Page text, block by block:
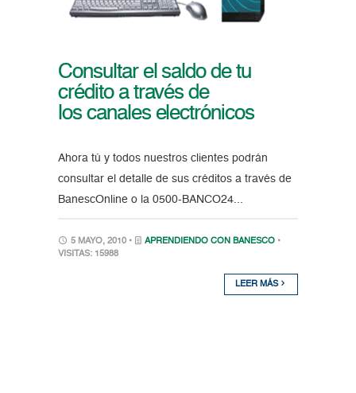
Consultar el saldo de tu
crédito a través de
los canales electrónicos
Ahora tú y todos nuestros clientes podrán
consultar el detalle de sus créditos a través de
BanescOnline o la 0500-BANCO24...
5 MAYO, 2010 • APRENDIENDO CON BANESCO •
VISITAS: 15988
LEER MÁS